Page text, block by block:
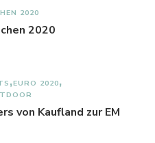
2020
2020
EURO 2020
von Kaufland zur EM